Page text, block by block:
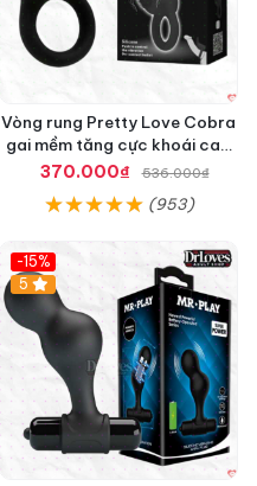
Vòng rung Pretty Love Cobra
gai mềm tăng cực khoái cao
cấp chính hãng
370.000₫ 536.000₫
(953)
-15%
Hot
5